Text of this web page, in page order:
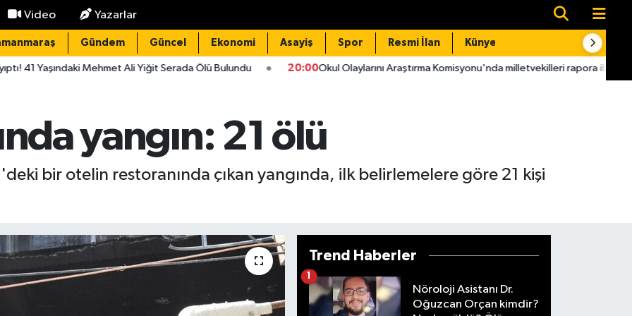
Video Yazarlar
Gündem Güncel Ekonomi Asayiş Spor Resmi İlan Künye
Mehmet Ali Yiğit Serada Ölü Bulundu 20:00Okul Olaylarını Araştırma Komisyonu'nda milletvekilleri rapora ilişkin önerileri ele alındı
yangın: 21 ölü
bir otelin restoranında çıkan yangında, ilk belirlemelere göre 21 kişi
Trend Haberler
Nöroloji Asistanı Dr.
Oğuzcan Orçan kimdir?
1